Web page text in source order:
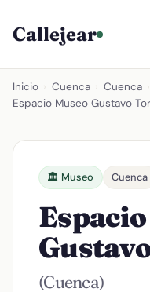
Callejear
Inicio Cuenca Cuenca
Espacio Museo Gustavo
🏛️ Museo Cuenca
(Cuenca)